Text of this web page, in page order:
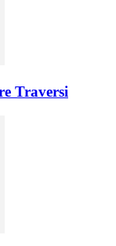
Traversi